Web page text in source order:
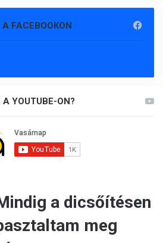
FACEBOOKON
YOUTUBE-ON?